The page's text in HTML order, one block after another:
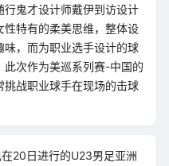
鬼才设计师戴伊到访设计
特有的柔美思维，整体设
，而为职业选手设计的球
次作为美巡系列赛-中国的
战职业球手在现场的击球
20日进行的U23男足亚洲